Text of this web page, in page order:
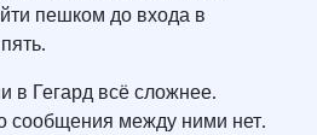
пешком до входа в
в Гегард всё сложнее.
сообщения между ними нет.